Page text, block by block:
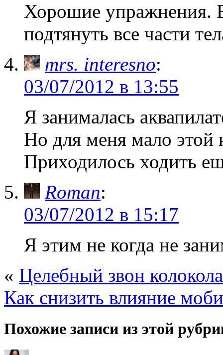
Хорошие упражнения.
подтянуть все части
mrs. interesno:
03/07/2012 в 13:55
Я занималась
Но для меня мало этой
Приходилось ходить
Roman:
03/07/2012 в 15:17
Я этим не когда не
« Целебный звон
Как снизить влияние
Похожие записи из этой